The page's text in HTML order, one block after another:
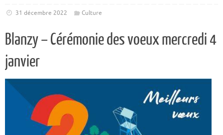
31 décembre 2022 Culture
Blanzy – Cérémonie des voeux mercredi 4
janvier